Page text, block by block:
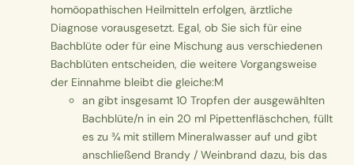
homöopathischen Heilmitteln erfolgen, ärztliche
Diagnose vorausgesetzt. Egal, ob Sie sich für eine
Bachblüte oder für eine Mischung aus verschiedenen
Bachblüten entscheiden, die weitere Vorgangsweise
der Einnahme bleibt die gleiche:M
an gibt insgesamt 10 Tropfen der ausgewählten
Bachblüte/n in ein 20 ml Pipettenfläschchen, füllt
es zu ¾ mit stillem Mineralwasser auf und gibt
anschließend Brandy / Weinbrand dazu, bis das